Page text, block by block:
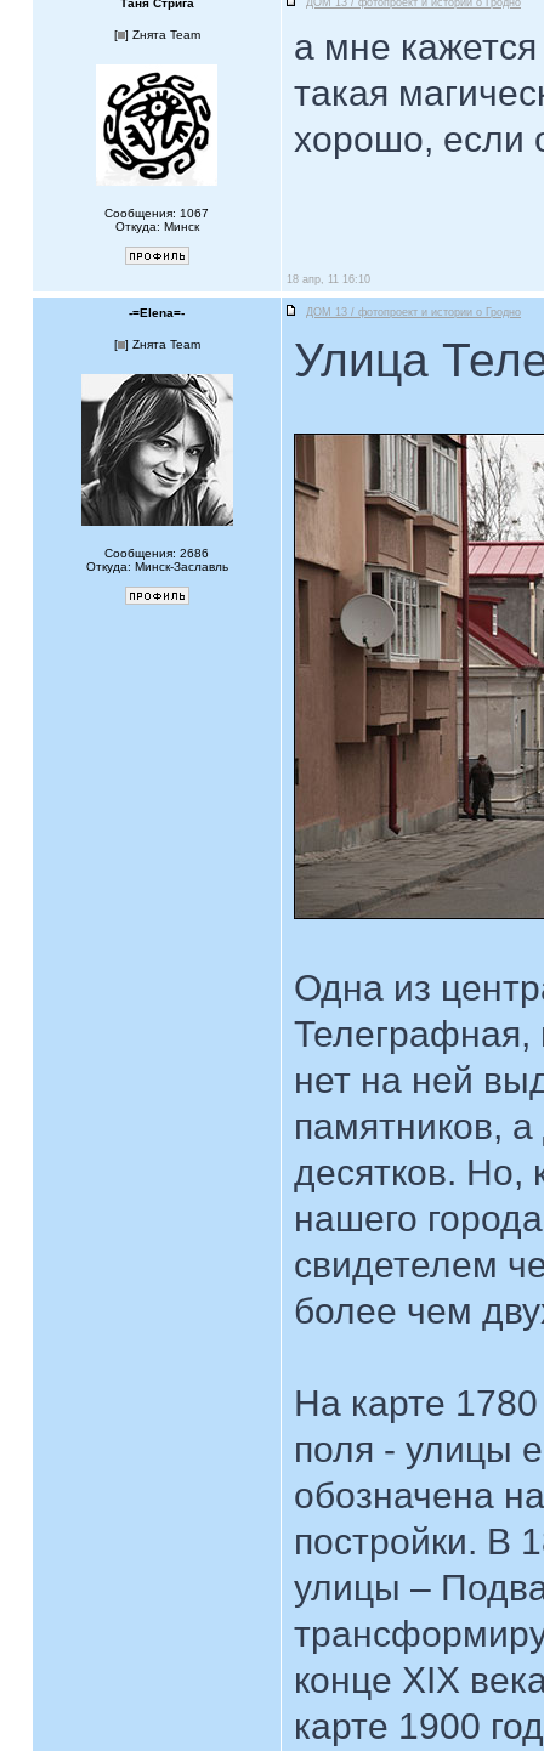
Таня Стрига ДОМ 13 / фотопроект и истории о Гродно
[ ] Zнята Team
Сообщения: 1067
Откуда: Минск
а мне
такая
хорошо, если
18 апр, 11 16:10
-=Elena=- ДОМ 13 / фотопроект и истории о Гродно
[ ] Zнята Team
Сообщения: 2686
Откуда: Минск-Заславль
Улица
Одна из
Телеграфная,
нет на ней
памятников,
десятков. Но,
нашего
свидетелем
более чем
На карте
поля - улицы
обозначена
постройки. В
улицы –
конце XIX
карте 1900